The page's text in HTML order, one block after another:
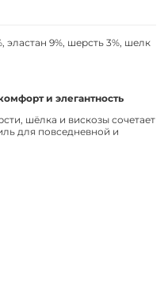
эластан 9%, шерсть 3%, шелк
и элегантность
шёлка и вискозы сочетает
для повседневной и